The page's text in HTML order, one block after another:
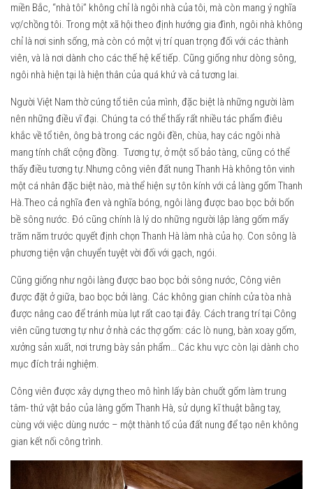
miền Bắc, “nhà tôi” không chỉ là ngôi nhà của tôi, mà còn mang ý nghĩa
vợ/chồng tôi. Trong một xã hội theo định hướng gia đình, ngôi nhà không
chỉ là nơi sinh sống, mà còn có một vị trí quan trọng đối với các thành
viên, và là nơi dành cho các thế hệ kế tiếp. Cũng giống như dòng sông,
ngôi nhà hiện tại là hiện thân của quá khứ và cả tương lai.
Người Việt Nam thờ cúng tổ tiên của mình, đặc biệt là những người làm
nên những điều vĩ đại. Chúng ta có thể thấy rất nhiều tác phẩm điêu
khắc về tổ tiên, ông bà trong các ngôi đền, chùa, hay các ngôi nhà
mang tính chất cộng đồng. Tương tự, ở một số bảo tàng, cũng có thể
thấy điều tương tự.Nhưng công viên đất nung Thanh Hà không tôn vinh
một cá nhân đặc biệt nào, mà thể hiện sự tôn kính với cả làng gốm Thanh
Hà.Theo cả nghĩa đen và nghĩa bóng, ngôi làng được bao bọc bởi bốn
bề sông nước. Đó cũng chính là lý do những người lập làng gốm mấy
trăm năm trước quyết định chọn Thanh Hà làm nhà của họ. Con sông là
phương tiện vận chuyển tuyệt vời đối với gạch, ngói.
Cũng giống như ngôi làng được bao bọc bởi sông nước, Công viên
được đặt ở giữa, bao bọc bởi làng. Các không gian chính cửa tòa nhà
được nâng cao để tránh mùa lụt rất cao tại đây. Cách trang trí tại Công
viên cũng tương tự như ở nhà các thợ gốm: các lò nung, bàn xoay gốm,
xưởng sản xuất, nơi trưng bày sản phẩm… Các khu vực còn lại dành cho
mục đích trải nghiệm.
Công viên được xây dựng theo mô hình lấy bàn chuốt gốm làm trung
tâm- thứ vật bảo của làng gốm Thanh Hà, sử dụng kĩ thuật bằng tay,
cùng với việc dùng nước – một thành tố của đất nung để tạo nên không
gian kết nối công trình.